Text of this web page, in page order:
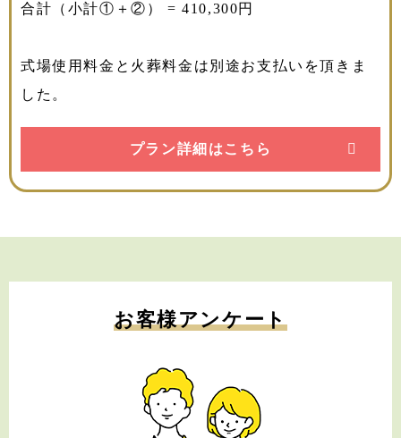
合計（小計①＋②） = 410,300円
式場使用料金と火葬料金は別途お支払いを頂きま
した。
プラン詳細はこちら
お客様アンケート